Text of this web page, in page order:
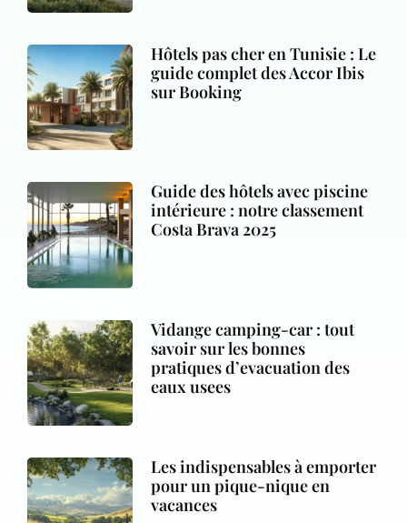
Hôtels pas cher en Tunisie : Le
guide complet des Accor Ibis
sur Booking
Guide des hôtels avec piscine
intérieure : notre classement
Costa Brava 2025
Vidange camping-car : tout
savoir sur les bonnes
pratiques d’evacuation des
eaux usees
Les indispensables à emporter
pour un pique-nique en
vacances